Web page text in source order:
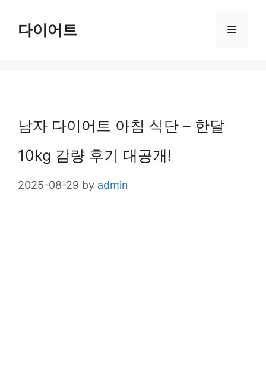
다이어트 Menu
남자 다이어트 아침 식단 – 한달
10kg 감량 후기 대공개!
2025-08-29 by admin